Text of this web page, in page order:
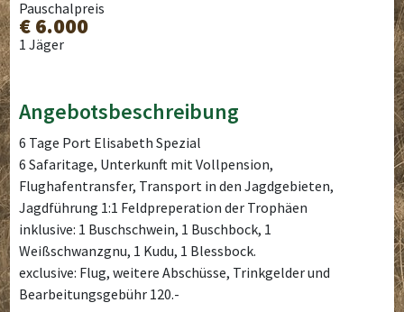
Pauschalpreis
€ 6.000
1 Jäger
Angebotsbeschreibung
6 Tage Port Elisabeth Spezial
6 Safaritage, Unterkunft mit Vollpension,
Flughafentransfer, Transport in den Jagdgebieten,
Jagdführung 1:1 Feldpreperation der Trophäen
inklusive: 1 Buschschwein, 1 Buschbock, 1
Weißschwanzgnu, 1 Kudu, 1 Blessbock.
exclusive: Flug, weitere Abschüsse, Trinkgelder und
Bearbeitungsgebühr 120.-